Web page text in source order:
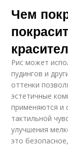
Чем
Рис может
пудингов и
оттенки
эстетичные
применяются и
тактильной
улучшения
это